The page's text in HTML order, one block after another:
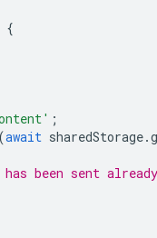
{
;
(await sharedStorage.
been sent already